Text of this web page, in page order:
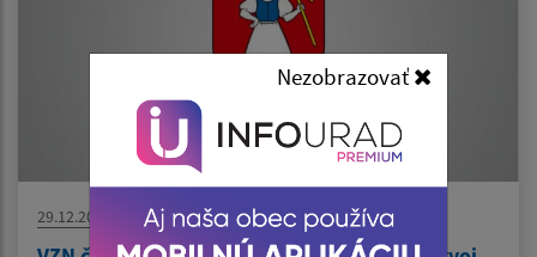
Nezobrazovať
29.12.2022